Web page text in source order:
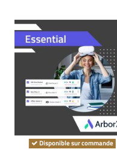
Disponible sur commande